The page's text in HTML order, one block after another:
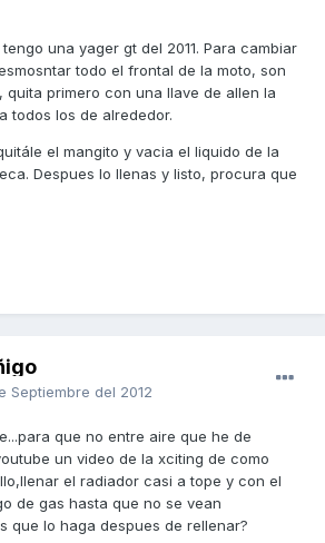
una yager gt del 2011. Para cambiar
todo el frontal de la moto, son
quita primero con una llave de allen la
todos los de alrededor.
el mangito y vacia el liquido de la
Despues lo llenas y listo, procura que
Septiembre del 2012
que no entre aire que he de
un video de la xciting de como
el radiador casi a tope y con el
de gas hasta que no se vean
que lo haga despues de rellenar?